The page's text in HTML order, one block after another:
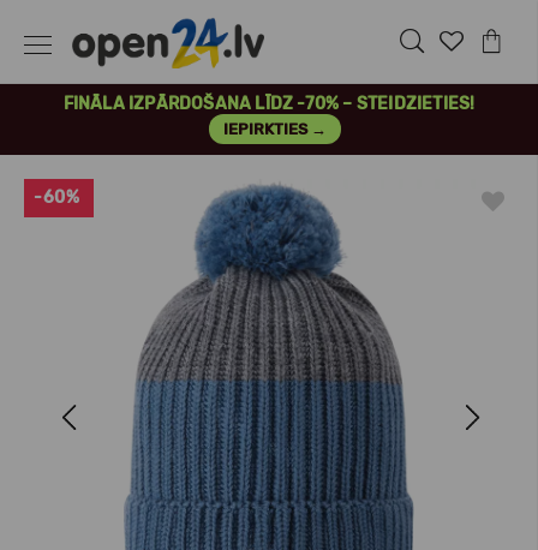
FINĀLA IZPĀRDOŠANA LĪDZ -70% – STEIDZIETIES!
IEPIRKTIES →
Previous Next
-60%